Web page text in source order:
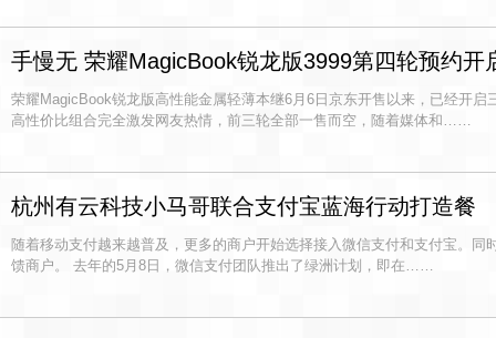
手慢无 荣耀MagicBook锐龙版3999第四轮预约开
荣耀MagicBook锐龙版高性能金属轻薄本继6月6日京东开售以来，已经开
高性价比组合完全激发网友热情，前三轮全部一售而空，随着媒体和……
杭州有云科技小马哥联合支付宝蓝海行动打造餐
随着移动支付越来越普及，更多的商户开始选择接入微信支付和支付宝。
馈商户。 去年的5月8日，微信支付团队推出了绿洲计划，即在……